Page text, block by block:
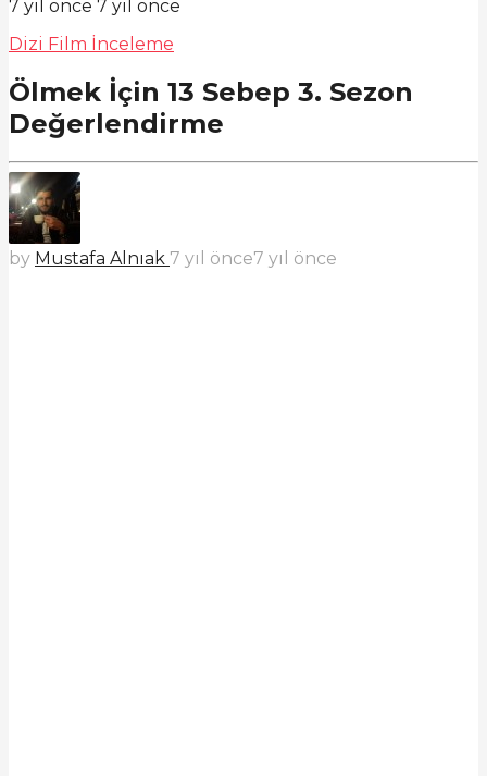
7 yıl önce 7 yıl önce
Dizi Film İnceleme
Ölmek İçin 13 Sebep 3. Sezon
Değerlendirme
by Mustafa Alnıak 7 yıl önce7 yıl önce